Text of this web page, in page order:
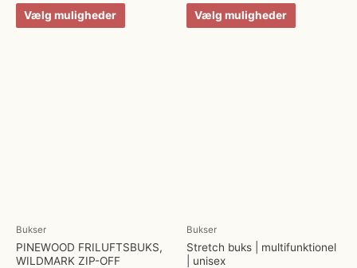
Vælg muligheder Vælg muligheder
Bukser
PINEWOOD FRILUFTSBUKS,
WILDMARK ZIP-OFF
Bukser
Stretch buks | multifunktionel
| unisex